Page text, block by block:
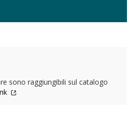
sono raggiungibili sul catalogo